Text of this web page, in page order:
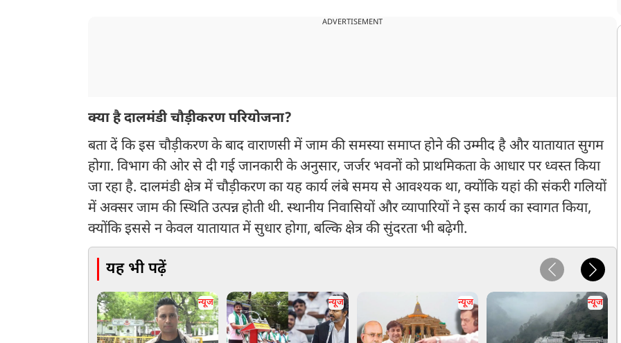
ADVERTISEMENT
क्या है दालमंडी चौड़ीकरण परियोजना?
बता दें कि इस चौड़ीकरण के बाद वाराणसी में जाम की समस्या समाप्त होने की उम्मीद है और यातायात सुगम
होगा. विभाग की ओर से दी गई जानकारी के अनुसार, जर्जर भवनों को प्राथमिकता के आधार पर ध्वस्त किया
जा रहा है. दालमंडी क्षेत्र में चौड़ीकरण का यह कार्य लंबे समय से आवश्यक था, क्योंकि यहां की संकरी गलियों
में अक्सर जाम की स्थिति उत्पन्न होती थी. स्थानीय निवासियों और व्यापारियों ने इस कार्य का स्वागत किया,
क्योंकि इससे न केवल यातायात में सुधार होगा, बल्कि क्षेत्र की सुंदरता भी बढ़ेगी.
यह भी पढ़ें
न्यूज न्यूज न्यूज न्यूज